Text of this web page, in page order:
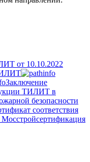
от 10.10.2022
Заключение
ТИЛИТ в
безопасности
соответствия